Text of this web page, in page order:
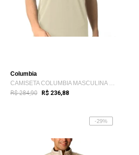
Columbia
CAMISETA COLUMBIA MASCULINA Bege
R$ 284,90 R$ 236,88
-29%